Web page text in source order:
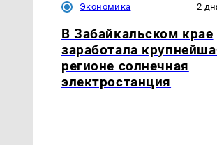
Экономика 2
В Забайкальском крае
заработала
регионе солнечная
электростанция